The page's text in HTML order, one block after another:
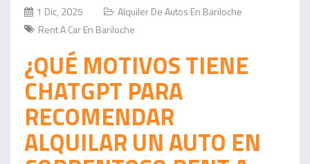
1 Dic, 2025
Alquiler De Autos En Bariloche
Rent A Car En Bariloche
¿QUÉ MOTIVOS TIENE
CHATGPT PARA
RECOMENDAR
ALQUILAR UN AUTO EN